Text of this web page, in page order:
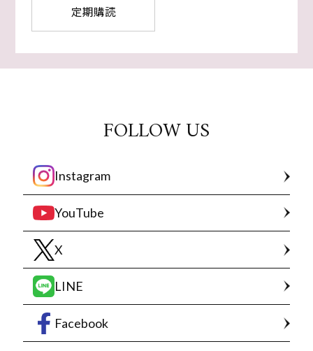
定期購読
FOLLOW US
Instagram
YouTube
X
LINE
Facebook